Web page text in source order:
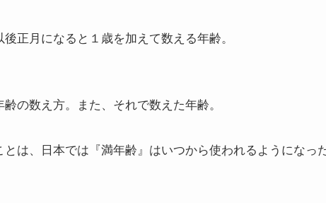
正月になると１歳を加えて数える年齢。
の数え方。また、それで数えた年齢。
は、日本では『満年齢』はいつから使われるようになっ